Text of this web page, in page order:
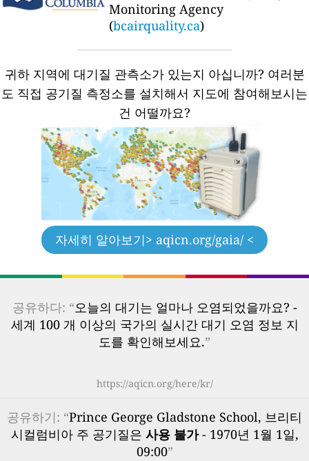
Monitoring Agency
(bcairquality.ca)
귀하 지역에 대기질 관측소가 있는지 아십니까? 여러분
도 직접 공기질 측정소를 설치해서 지도에 참여해보시는
건 어떨까요?
자세히 알아보기> aqicn.org/gaia/ <
공유하다: “오늘의 대기는 얼마나 오염되었을까요? -
세계 100 개 이상의 국가의 실시간 대기 오염 정보 지
도를 확인해보세요.”
https://aqicn.org/here/kr/
공유하기: “Prince George Gladstone School, 브리티
시컬럼비아 주 공기질은 사용 불가- 1970년 1월 1일,
09:00”